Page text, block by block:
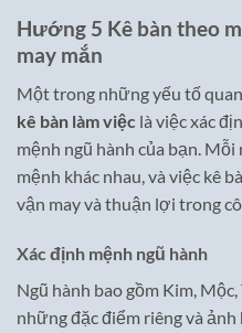
Hướng 5 Kê bàn theo
may mắn
Một trong những yếu tố
kê bàn làm việc là việc xác
mệnh ngũ hành của bạn.
mệnh khác nhau, và việc kê
vận may và thuận lợi trong
Xác định mệnh ngũ hành
Ngũ hành bao gồm Kim,
những đặc điểm riêng và